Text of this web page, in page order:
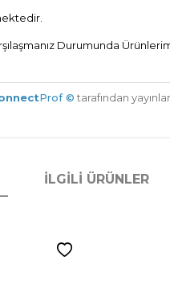
Durumunda
Prof © tarafından
İLGILI ÜRÜNLER